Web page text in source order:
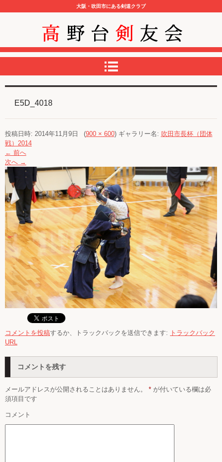
高野台剣友会
大阪・吹田市にある剣道クラブ
E5D_4018
投稿日時: 2014年11月9日 (900 × 600) ギャラリー名: 吹田市長杯（団体
戦）2014
← 前へ
次へ →
コメントを投稿するか、トラックバックを送信できます: トラックバック
URL
コメントを残す
メールアドレスが公開されることはありません。 * が付いている欄は必
須項目です
コメント